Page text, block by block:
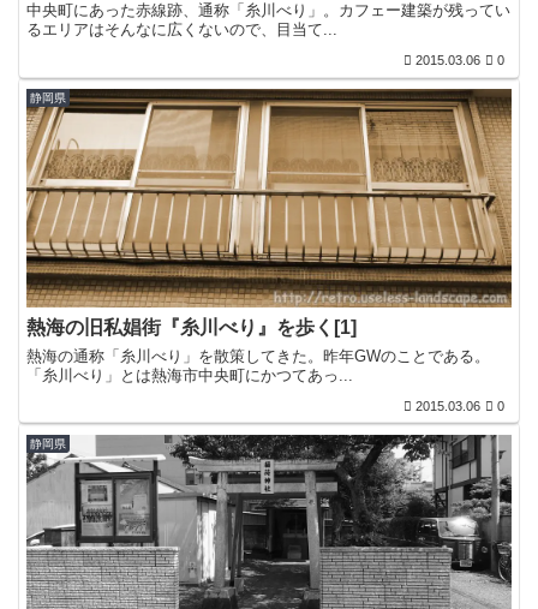
中央町にあった赤線跡、通称「糸川べり」。カフェー建築が残ってい
るエリアはそんなに広くないので、目当て...
2015.03.06 0
静岡県
熱海の旧私娼街『糸川べり』を歩く[1]
熱海の通称「糸川べり」を散策してきた。昨年GWのことである。
「糸川べり」とは熱海市中央町にかつてあっ...
2015.03.06 0
静岡県